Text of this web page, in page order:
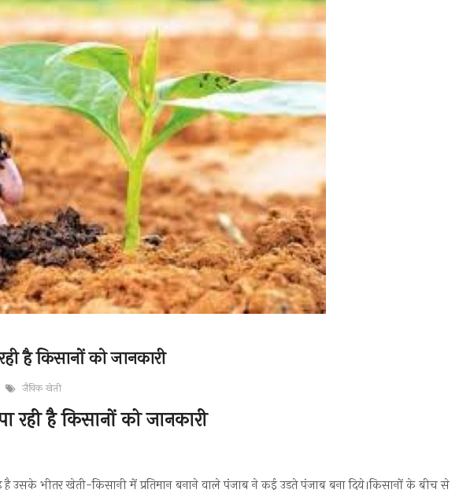
है किसानों को जानकारी
जैविक खेती
रही है किसानों को जानकारी
है उसके भीतर खेती-किसानी में प्रतिमान बनाने वाले पंजाब ने कई उड़ते पंजाब बना दिये।किसानों के बीच से